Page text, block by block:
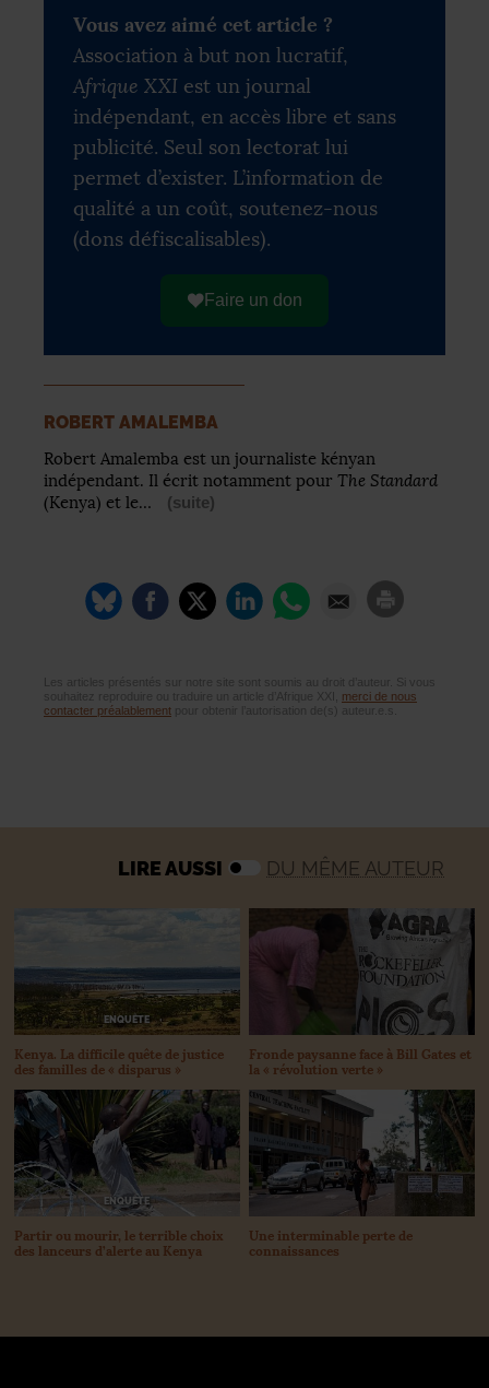
Vous avez aimé cet article ?
Association à but non lucratif,
Afrique XXI est un journal
indépendant, en accès libre et sans
publicité. Seul son lectorat lui
permet d’exister. L’information de
qualité a un coût, soutenez-nous
(dons défiscalisables).
Faire un don
ROBERT AMALEMBA
Robert Amalemba est un journaliste kényan
indépendant. Il écrit notamment pour The Standard
(Kenya) et le… (suite)
Les articles présentés sur notre site sont soumis au droit d’auteur. Si vous
souhaitez reproduire ou traduire un article d’Afrique XXI, merci de nous
contacter préalablement pour obtenir l’autorisation de(s) auteur.e.s.
LIRE AUSSI DU MÊME AUTEUR
ENQUÊTE
Kenya. La difficile quête de justice
des familles de « disparus »
Fronde paysanne face à Bill Gates et
la « révolution verte »
ENQUÊTE
Partir ou mourir, le terrible choix
des lanceurs d’alerte au Kenya
Une interminable perte de
connaissances